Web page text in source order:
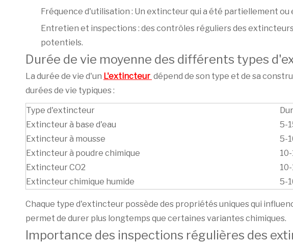
Fréquence d'utilisation : Un extincteur qui a été partiellement
Entretien et inspections : des contrôles réguliers des
potentiels.
Durée de vie moyenne des différents types
La durée de vie d'un L'extincteur dépend de son type et de sa
durées de vie typiques :
Type d'extincteur
Extincteur à base d'eau
5-
Extincteur à mousse
5-
Extincteur à poudre chimique
Extincteur CO2
Extincteur chimique humide
5-
Chaque type d'extincteur possède des propriétés uniques qui
permet de durer plus longtemps que certaines variantes chimiques.
Importance des inspections régulières des